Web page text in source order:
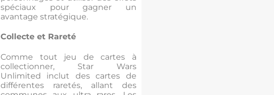
spéciaux pour gagner un
avantage stratégique.
Collecte et Rareté
Comme tout jeu de cartes à
collectionner, Star Wars
Unlimited inclut des cartes de
différentes raretés, allant des